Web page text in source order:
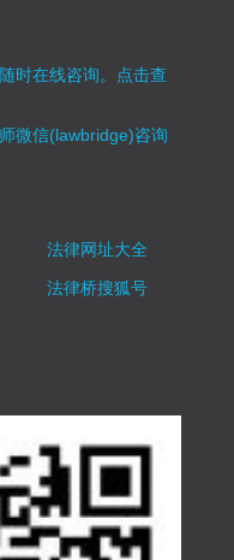
时在线咨询。 点击查
微信(lawbridge)咨询
法律网址大全
法律桥搜狐号